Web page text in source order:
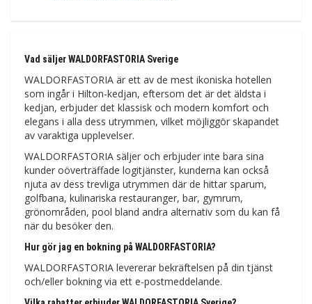
Vad säljer WALDORFASTORIA Sverige
WALDORFASTORIA är ett av de mest ikoniska hotellen
som ingår i Hilton-kedjan, eftersom det är det äldsta i
kedjan, erbjuder det klassisk och modern komfort och
elegans i alla dess utrymmen, vilket möjliggör skapandet
av varaktiga upplevelser.
WALDORFASTORIA säljer och erbjuder inte bara sina
kunder oöverträffade logitjänster, kunderna kan också
njuta av dess trevliga utrymmen där de hittar sparum,
golfbana, kulinariska restauranger, bar, gymrum,
grönområden, pool bland andra alternativ som du kan få
när du besöker den.
Hur gör jag en bokning på WALDORFASTORIA?
WALDORFASTORIA levererar bekräftelsen på din tjänst
och/eller bokning via ett e-postmeddelande.